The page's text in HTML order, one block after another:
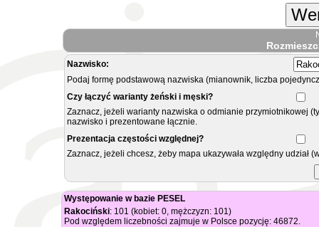
Nazwisko:
Podaj formę podstawową nazwiska (mianownik, liczba
Czy łączyć warianty żeński i męski?
Zaznacz, jeżeli warianty nazwiska o odmianie przymiotnikowej
nazwisko i prezentowane łącznie.
Prezentacja częstości względnej?
Zaznacz, jeżeli chcesz, żeby mapa ukazywała względny
Występowanie w bazie PESEL
Rakociński: 101 (kobiet: 0, mężczyzn: 101)
Pod względem liczebności zajmuje w Polsce pozycję: 46872.